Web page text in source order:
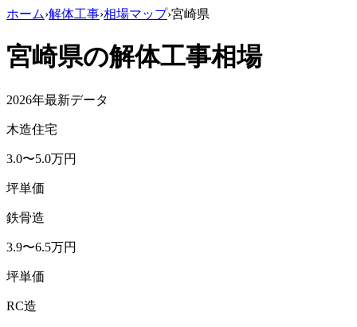
ホーム›解体工事›相場マップ›宮崎県
宮崎県の解体工事相場
2026年最新データ
木造住宅
3.0〜5.0万円
坪単価
鉄骨造
3.9〜6.5万円
坪単価
RC造